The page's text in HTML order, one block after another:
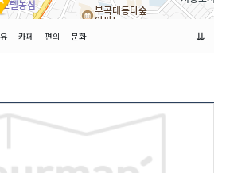
카페 편의 문화 ⇊